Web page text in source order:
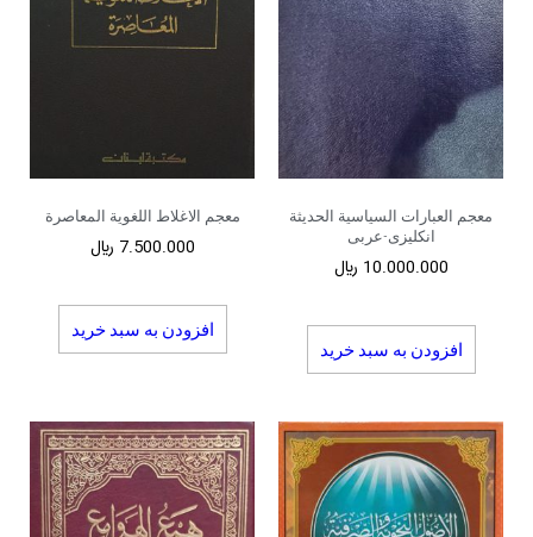
معجم العبارات السیاسیة الحدیثة
انکلیزی-عربی
10.000.000 ﷼
افزودن به سبد خرید
معجم الاغلاط اللغویة المعاصرة
7.500.000 ﷼
افزودن به سبد خرید